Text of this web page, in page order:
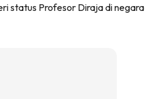
status Profesor Diraja di negara